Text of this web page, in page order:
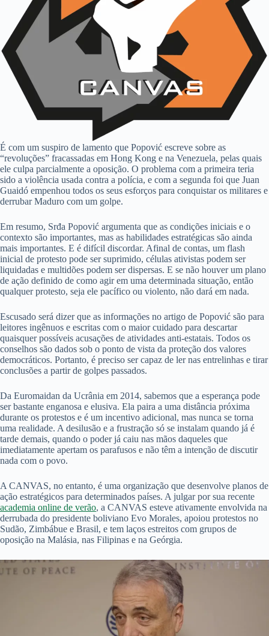
É com um suspiro de lamento que Popović escreve sobre as
“revoluções” fracassadas em Hong Kong e na Venezuela, pelas quais
ele culpa parcialmente a oposição. O problema com a primeira teria
sido a violência usada contra a polícia, e com a segunda foi que Juan
Guaidó empenhou todos os seus esforços para conquistar os militares e
derrubar Maduro com um golpe.
Em resumo, Srđa Popović argumenta que as condições iniciais e o
contexto são importantes, mas as habilidades estratégicas são ainda
mais importantes. E é difícil discordar. Afinal de contas, um flash
inicial de protesto pode ser suprimido, células ativistas podem ser
liquidadas e multidões podem ser dispersas. E se não houver um plano
de ação definido de como agir em uma determinada situação, então
qualquer protesto, seja ele pacífico ou violento, não dará em nada.
Escusado será dizer que as informações no artigo de Popović são para
leitores ingênuos e escritas com o maior cuidado para descartar
quaisquer possíveis acusações de atividades anti-estatais. Todos os
conselhos são dados sob o ponto de vista da proteção dos valores
democráticos. Portanto, é preciso ser capaz de ler nas entrelinhas e tirar
conclusões a partir de golpes passados.
Da Euromaidan da Ucrânia em 2014, sabemos que a esperança pode
ser bastante enganosa e elusiva. Ela paira a uma distância próxima
durante os protestos e é um incentivo adicional, mas nunca se torna
uma realidade. A desilusão e a frustração só se instalam quando já é
tarde demais, quando o poder já caiu nas mãos daqueles que
imediatamente apertam os parafusos e não têm a intenção de discutir
nada com o povo.
A CANVAS, no entanto, é uma organização que desenvolve planos de
ação estratégicos para determinados países. A julgar por sua recente
academia online de verão, a CANVAS esteve ativamente envolvida na
derrubada do presidente boliviano Evo Morales, apoiou protestos no
Sudão, Zimbábue e Brasil, e tem laços estreitos com grupos de
oposição na Malásia, nas Filipinas e na Geórgia.